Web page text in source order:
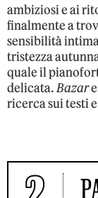
ambiziosi e ai
finalmente a
sensibilità
tristezza
quale il
delicata.Bazar
ricerca sui testi